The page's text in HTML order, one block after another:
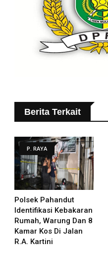
Berita Terkait
P. RAYA
Polsek Pahandut
Identifikasi Kebakaran
Rumah, Warung Dan 8
Kamar Kos Di Jalan
R.A. Kartini